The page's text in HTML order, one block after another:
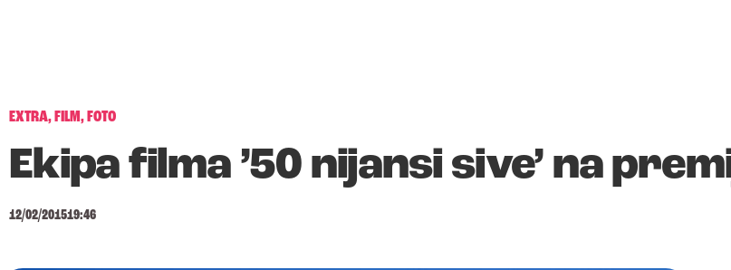
EXTRA,FILM,FOTO
Ekipa filma ’50 nijansi sive’ na
12/02/201519:46